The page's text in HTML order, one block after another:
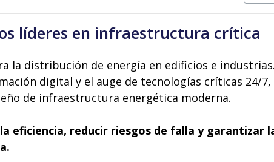
líderes en infraestructura crítica
la distribución de energía en edificios e
digital y el auge de tecnologías críticas 24/7,
de infraestructura energética moderna.
eficiencia, reducir riesgos de falla y garantizar